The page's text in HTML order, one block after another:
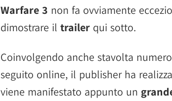
Warfare 3 non fa ovviamente
dimostrare il trailer qui sotto.
Coinvolgendo anche stavolta
seguito online, il publisher ha
viene manifestato appunto un